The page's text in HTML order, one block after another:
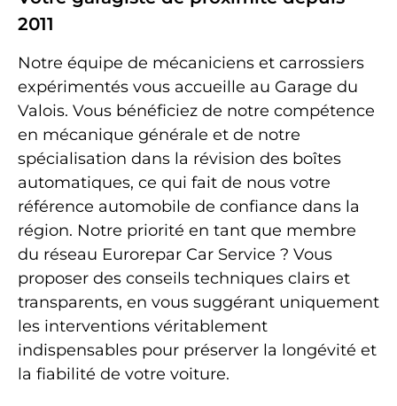
2011
Notre équipe de mécaniciens et carrossiers
expérimentés vous accueille au Garage du
Valois. Vous bénéficiez de notre compétence
en mécanique générale et de notre
spécialisation dans la révision des boîtes
automatiques, ce qui fait de nous votre
référence automobile de confiance dans la
région. Notre priorité en tant que membre
du réseau Eurorepar Car Service ? Vous
proposer des conseils techniques clairs et
transparents, en vous suggérant uniquement
les interventions véritablement
indispensables pour préserver la longévité et
la fiabilité de votre voiture.